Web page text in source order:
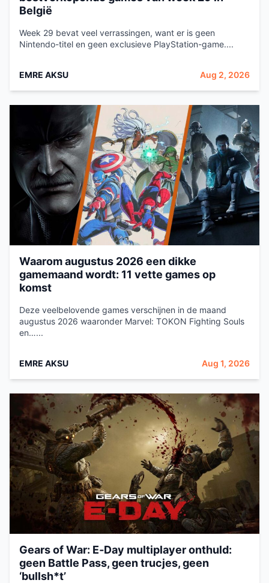
België
Week 29 bevat veel verrassingen, want er is geen
Nintendo-titel en geen exclusieve PlayStation-game....
EMRE AKSU Aug 2, 2026
Waarom augustus 2026 een dikke
gamemaand wordt: 11 vette games op
komst
Deze veelbelovende games verschijnen in de maand
augustus 2026 waaronder Marvel: TOKON Fighting Souls
en…...
EMRE AKSU Aug 1, 2026
Gears of War: E‑Day multiplayer onthuld:
geen Battle Pass, geen trucjes, geen
‘bullsh*t’